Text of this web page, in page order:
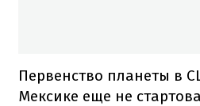
Первенство планеты в
Мексике еще не